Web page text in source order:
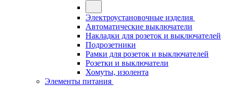
Электроустановочные изделия
Автоматические выключатели
Накладки для розеток и выключателей
Подрозетники
Рамки для розеток и выключателей
Розетки и выключатели
Хомуты, изолента
Элементы питания